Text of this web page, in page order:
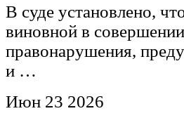
В суде установлено,
виновной в
правонарушения,
и …
Июн 23 2026